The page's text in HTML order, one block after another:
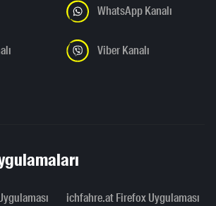
WhatsApp Kanalı
Viber Kanalı
ichfahre.at Firefox Uygulaması